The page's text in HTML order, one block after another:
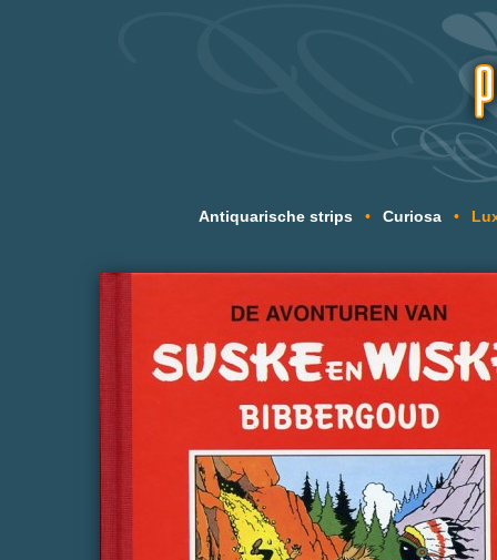
Antiquarische strips • Curiosa •